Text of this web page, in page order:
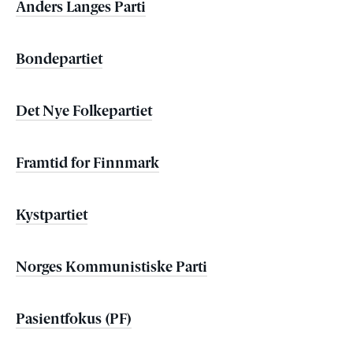
Anders Langes Parti
Bondepartiet
Det Nye Folkepartiet
Framtid for Finnmark
Kystpartiet
Norges Kommunistiske Parti
Pasientfokus (PF)